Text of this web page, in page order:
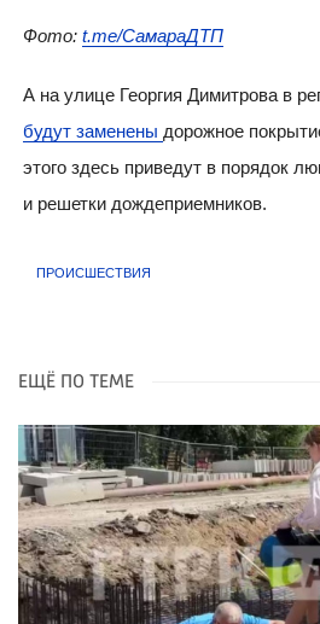
Фото: t.me/СамараДТП
А на улице Георгия Димитрова в
будут заменены дорожное
этого здесь приведут в порядок
и решетки дождеприемников.
ПРОИСШЕСТВИЯ
ЕЩЁ ПО ТЕМЕ